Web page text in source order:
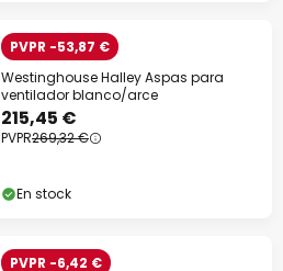
PVPR -53,87 €
Westinghouse Halley Aspas para
ventilador blanco/arce
215,45 €
PVPR269,32 €
En stock
PVPR -6,42 €